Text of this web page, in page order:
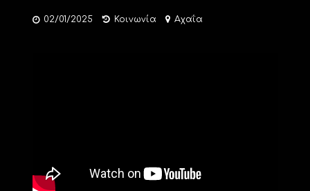
02/01/2025 Κοινωνία Αχαΐα